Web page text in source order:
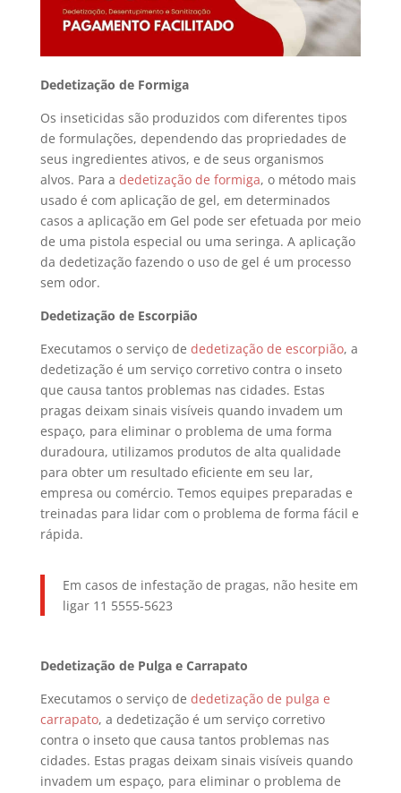
Dedetização de Formiga
Os inseticidas são produzidos com diferentes tipos
de formulações, dependendo das propriedades de
seus ingredientes ativos, e de seus organismos
alvos. Para a dedetização de formiga, o método mais
usado é com aplicação de gel, em determinados
casos a aplicação em Gel pode ser efetuada por meio
de uma pistola especial ou uma seringa. A aplicação
da dedetização fazendo o uso de gel é um processo
sem odor.
Dedetização de Escorpião
Executamos o serviço de dedetização de escorpião, a
dedetização é um serviço corretivo contra o inseto
que causa tantos problemas nas cidades. Estas
pragas deixam sinais visíveis quando invadem um
espaço, para eliminar o problema de uma forma
duradoura, utilizamos produtos de alta qualidade
para obter um resultado eficiente em seu lar,
empresa ou comércio. Temos equipes preparadas e
treinadas para lidar com o problema de forma fácil e
rápida.
Em casos de infestação de pragas, não hesite em
ligar 11 5555-5623
Dedetização de Pulga e Carrapato
Executamos o serviço de dedetização de pulga e
carrapato, a dedetização é um serviço corretivo
contra o inseto que causa tantos problemas nas
cidades. Estas pragas deixam sinais visíveis quando
invadem um espaço, para eliminar o problema de